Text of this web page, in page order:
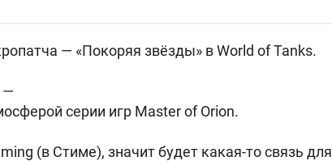
— «Покоряя звёзды» в World of Tanks.
—
серии игр Master of Orion.
(в Стиме), значит будет какая-то связь для